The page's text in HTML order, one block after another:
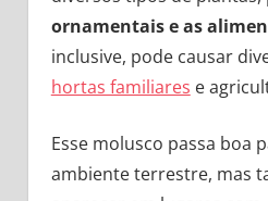
ornamentais e as
inclusive, pode causar
hortas familiares e
Esse molusco passa boa
ambiente terrestre, mas